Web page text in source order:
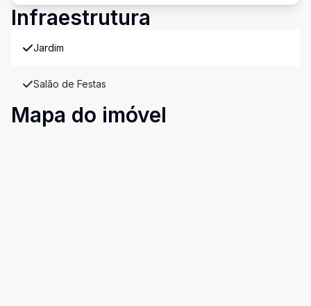
Infraestrutura
Jardim
Salão de Festas
Mapa do imóvel